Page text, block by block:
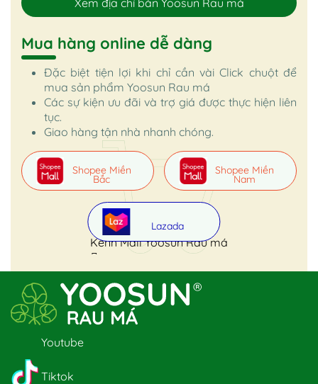
Mua hàng online dễ dàng
Đặc biệt tiện lợi khi chỉ cần vài Click chuột để
mua sản phẩm Yoosun Rau má
Các sự kiện ưu đãi và trợ giá được thực hiện liên
tục.
Giao hàng tận nhà nhanh chóng.
Kênh Mall Yoosun Rau má
Shopee Miền
Bắc
Shopee Miền
Nam
Lazada
Youtube
Tiktok